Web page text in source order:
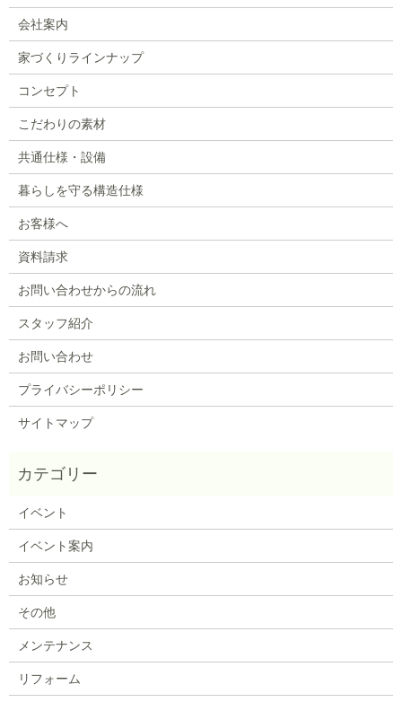
会社案内
家づくりラインナップ
コンセプト
こだわりの素材
共通仕様・設備
暮らしを守る構造仕様
お客様へ
資料請求
お問い合わせからの流れ
スタッフ紹介
お問い合わせ
プライバシーポリシー
サイトマップ
イベント
イベント案内
お知らせ
その他
メンテナンス
リフォーム